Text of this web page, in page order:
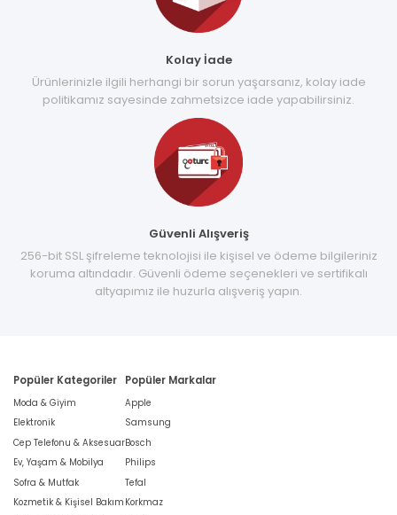
Kolay İade
Ürünlerinizle ilgili herhangi bir sorun yaşarsanız, kolay iade
politikamız sayesinde zahmetsizce iade yapabilirsiniz.
Güvenli Alışveriş
256-bit SSL şifreleme teknolojisi ile kişisel ve ödeme bilgileriniz
koruma altındadır. Güvenli ödeme seçenekleri ve sertifikalı
altyapımız ile huzurla alışveriş yapın.
Popüler Kategoriler
Moda & Giyim
Elektronik
Cep Telefonu & Aksesuar
Ev, Yaşam & Mobilya
Sofra & Mutfak
Kozmetik & Kişisel Bakım
Popüler Markalar
Apple
Samsung
Bosch
Philips
Tefal
Korkmaz